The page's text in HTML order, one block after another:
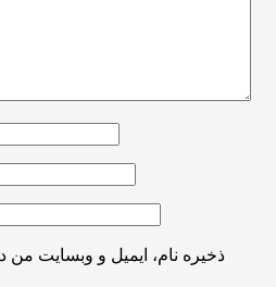
ذخیره نام، ایمیل و وبسایت من